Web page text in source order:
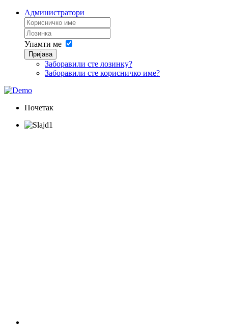
Администратори
Упамти ме
Пријава
Заборавили сте лозинку?
Заборавили сте корисничко име?
Почетак